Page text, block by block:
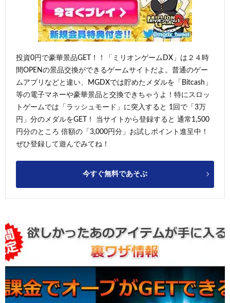
投資0円で豪華景品GET！！「ミリオンゲームDX」は２４時
間OPENの景品交換ができるゲームサイトだよ。普通のゲー
ムアプリなどと違い、MGDXでは貯めたメダルを「Bitcash」
等の電子マネーや豪華景品と交換できちゃうよ！特にスロッ
トゲームでは「ラッシュモード」に突入すると 1回で「3万
円」分のメダルをGET！ 当サイトから登録すると 通常1,500
円分のところ 倍額の「3,000円分」お試しポイント進呈中！
ぜひ登録して遊んでみてね！
今すぐ無料であそぶ